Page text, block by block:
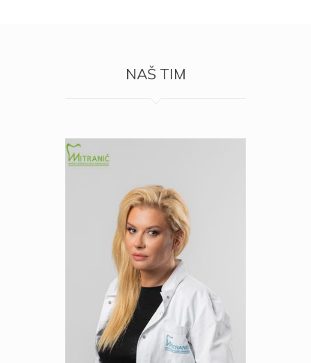
NAŠ TIM